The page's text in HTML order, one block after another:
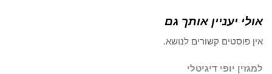
אולי יעניין אותך גם
אין פוסטים קשורים לנושא.
למגזין יופי דיגיטלי